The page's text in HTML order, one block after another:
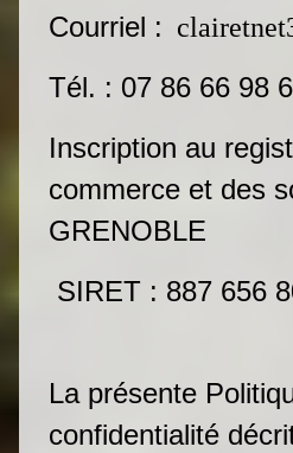
Courriel :
Tél. : 07 86 66 98
Inscription au
commerce et des
GRENOBLE
SIRET : 887 656
La présente
confidentialité